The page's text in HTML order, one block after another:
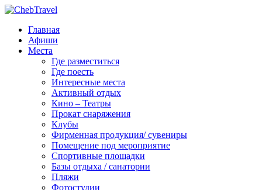
Главная
Афиши
Места
Где разместиться
Где поесть
Интересные места
Активный отдых
Кино – Театры
Прокат снаряжения
Клубы
Фирменная продукция/ сувениры
Помещение под мероприятие
Спортивные площадки
Базы отдыха / санатории
Пляжи
Фотостудии